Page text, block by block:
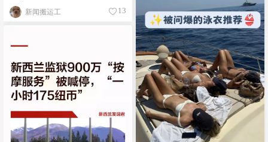
新闻搬运工 13